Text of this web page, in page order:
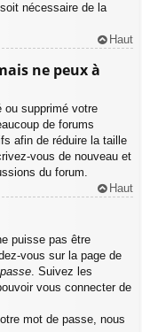
nécessaire de la
Haut
ne peux à
ou supprimé votre
de forums
afin de réduire la taille
vous de nouveau et
du forum.
Haut
puisse pas être
vous sur la page de
. Suivez les
vous connecter de
mot de passe, nous